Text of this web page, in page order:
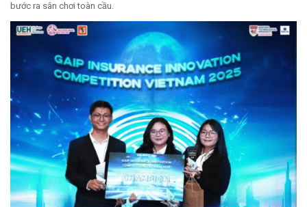
bước ra sân chơi toàn cầu.